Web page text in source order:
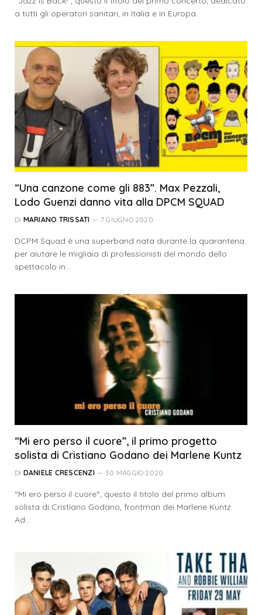
a tutti gli operatori sanitari, in Italia e in Europa…
“Una canzone come gli 883”. Max Pezzali,
Lodo Guenzi danno vita alla DPCM SQUAD
DI MARIANO TRISSATI 7 GIUGNO 2020
DCPM Squad è una superband nata durante la quarantena
per aiutare le migliaia di professionisti del mondo dello
spettacolo in…
“Mi ero perso il cuore”, il primo progetto
solista di Cristiano Godano dei Marlene Kuntz
DI DANIELE CRESCENZI 30 MAGGIO 2020
“Mi ero perso il cuore“, questo il titolo del primo album
solista di Cristiano Godano, frontman dei Marlene Kuntz.
Ad…